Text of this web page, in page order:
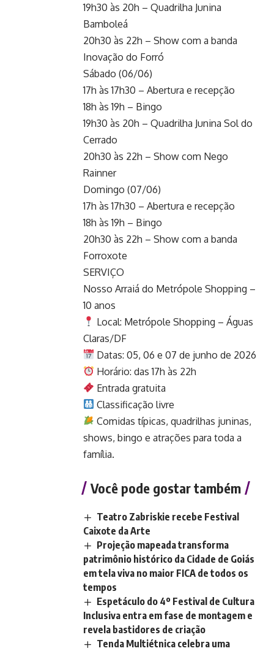
19h30 às 20h – Quadrilha Junina
Bamboleá
20h30 às 22h – Show com a banda
Inovação do Forró
Sábado (06/06)
17h às 17h30 – Abertura e recepção
18h às 19h – Bingo
19h30 às 20h – Quadrilha Junina Sol do
Cerrado
20h30 às 22h – Show com Nego
Rainner
Domingo (07/06)
17h às 17h30 – Abertura e recepção
18h às 19h – Bingo
20h30 às 22h – Show com a banda
Forroxote
SERVIÇO
Nosso Arraiá do Metrópole Shopping –
10 anos
Local: Metrópole Shopping – Águas
Claras/DF
Datas: 05, 06 e 07 de junho de 2026
Horário: das 17h às 22h
Entrada gratuita
Classificação livre
Comidas típicas, quadrilhas juninas,
shows, bingo e atrações para toda a
família.
Você pode gostar também
Teatro Zabriskie recebe Festival
Caixote da Arte
Projeção mapeada transforma
patrimônio histórico da Cidade de Goiás
em tela viva no maior FICA de todos os
tempos
Espetáculo do 4º Festival de Cultura
Inclusiva entra em fase de montagem e
revela bastidores de criação
Tenda Multiétnica celebra uma